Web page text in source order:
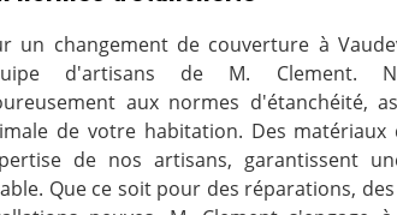
un changement de couverture à
d'artisans de M. Clement.
aux normes d'étanchéité,
de votre habitation. Des matériaux
de nos artisans, garantissent
Que ce soit pour des réparations,